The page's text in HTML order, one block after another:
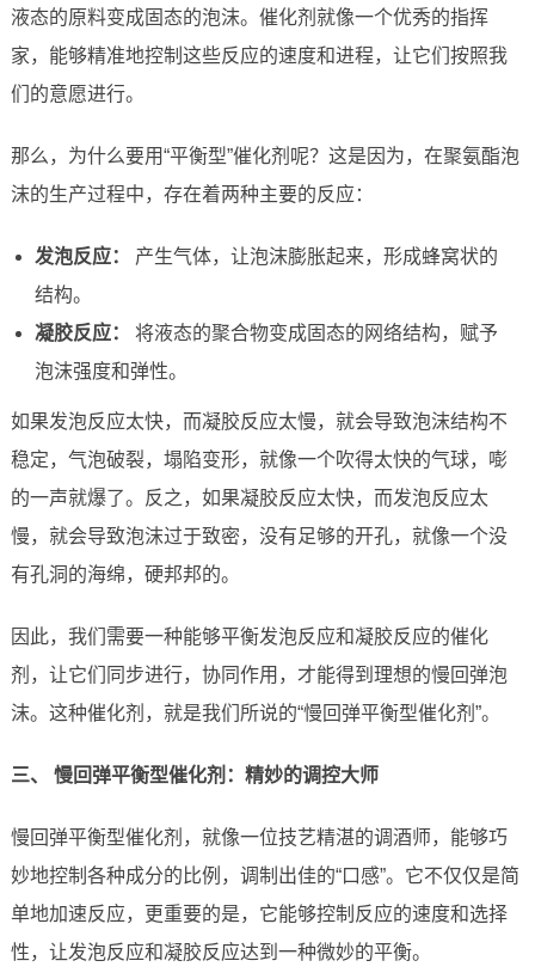
液态的原料变成固态的泡沫。催化剂就像一个优秀的指挥
家，能够精准地控制这些反应的速度和进程，让它们按照我
们的意愿进行。
那么，为什么要用“平衡型”催化剂呢？这是因为，在聚氨酯泡
沫的生产过程中，存在着两种主要的反应：
发泡反应：
产生气体，让泡沫膨胀起来，形成蜂窝状的
结构。
凝胶反应：
将液态的聚合物变成固态的网络结构，赋予
泡沫强度和弹性。
如果发泡反应太快，而凝胶反应太慢，就会导致泡沫结构不
稳定，气泡破裂，塌陷变形，就像一个吹得太快的气球，嘭
的一声就爆了。反之，如果凝胶反应太快，而发泡反应太
慢，就会导致泡沫过于致密，没有足够的开孔，就像一个没
有孔洞的海绵，硬邦邦的。
因此，我们需要一种能够平衡发泡反应和凝胶反应的催化
剂，让它们同步进行，协同作用，才能得到理想的慢回弹泡
沫。这种催化剂，就是我们所说的“慢回弹平衡型催化剂”。
三、 慢回弹平衡型催化剂：精妙的调控大师
慢回弹平衡型催化剂，就像一位技艺精湛的调酒师，能够巧
妙地控制各种成分的比例，调制出佳的“口感”。它不仅仅是简
单地加速反应，更重要的是，它能够控制反应的速度和选择
性，让发泡反应和凝胶反应达到一种微妙的平衡。